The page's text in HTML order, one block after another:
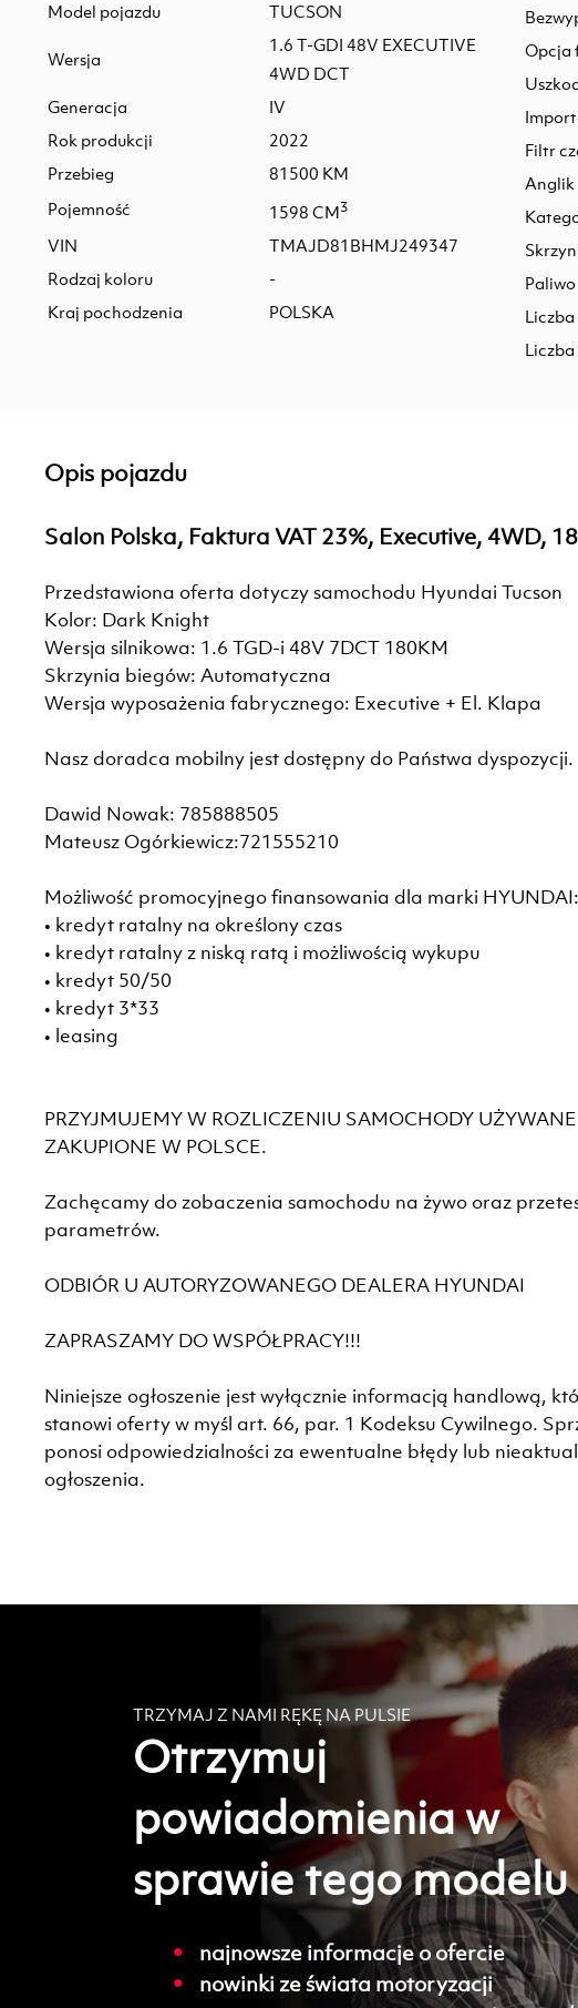
Model pojazdu
TUCSON
Wersja
1.6 T-GDI 48V EXECUTIVE
4WD DCT
Generacja
IV
Rok produkcji
2022
Przebieg
81500 KM
Pojemność
1598 CM3
VIN
TMAJD81BHMJ249347
Rodzaj koloru
-
Kraj pochodzenia
POLSKA
Opcja
Filtr
Anglik
Paliwo
Liczba
Opis pojazdu
Salon Polska, Faktura VAT 23%, Executive, 4WD,
Przedstawiona oferta dotyczy samochodu Hyundai Tucson
Kolor: Dark Knight
Wersja silnikowa: 1.6 TGD-i 48V 7DCT 180KM
Skrzynia biegów: Automatyczna
Wersja wyposażenia fabrycznego: Executive + El. Klapa
Nasz doradca mobilny jest dostępny do Państwa dyspozycji.
Dawid Nowak: 785888505
Mateusz Ogórkiewicz:721555210
Możliwość promocyjnego finansowania dla marki HYUNDAI:
• kredyt ratalny na określony czas
• kredyt ratalny z niską ratą i możliwością wykupu
• kredyt 50/50
• kredyt 3*33
• leasing
PRZYJMUJEMY W ROZLICZENIU SAMOCHODY
ZAKUPIONE W POLSCE.
Zachęcamy do zobaczenia samochodu na żywo oraz
parametrów.
ODBIÓR U AUTORYZOWANEGO DEALERA HYUNDAI
ZAPRASZAMY DO WSPÓŁPRACY!!!
Niniejsze ogłoszenie jest wyłącznie informacją handlową,
stanowi oferty w myśl art. 66, par. 1 Kodeksu Cywilnego.
ponosi odpowiedzialności za ewentualne błędy lub
ogłoszenia.
TRZYMAJ Z NAMI RĘKĘ NA PULSIE
Otrzymuj
powiadomienia w
sprawie tego modelu
najnowsze informacje o ofercie
nowinki ze świata motoryzacji